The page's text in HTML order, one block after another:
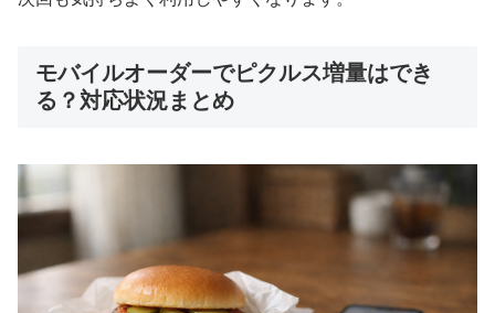
モバイルオーダーでピクルス増量はでき
る？対応状況まとめ